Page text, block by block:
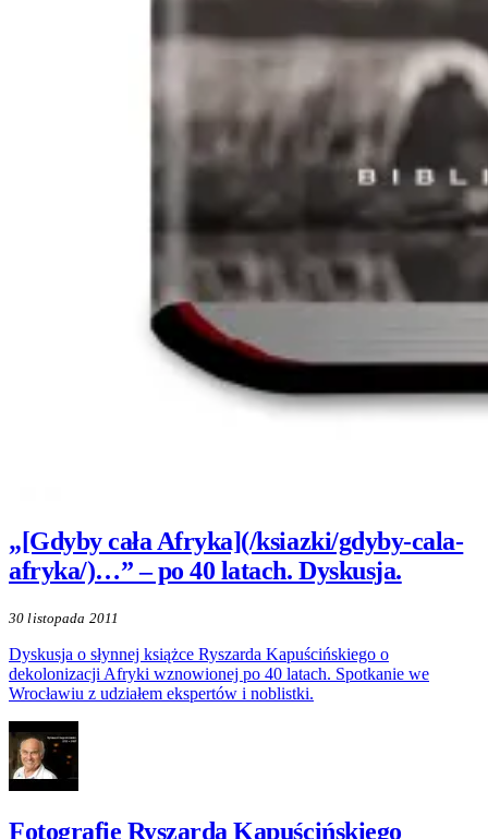
„[Gdyby cała Afryka](/ksiazki/gdyby-cala-
afryka/)…” – po 40 latach. Dyskusja.
30 listopada 2011
Dyskusja o słynnej książce Ryszarda Kapuścińskiego o
dekolonizacji Afryki wznowionej po 40 latach. Spotkanie we
Wrocławiu z udziałem ekspertów i noblistki.
Fotografie Ryszarda Kapuścińskiego